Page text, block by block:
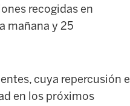
recogidas en
mañana y 25
cuya repercusión e
en los próximos